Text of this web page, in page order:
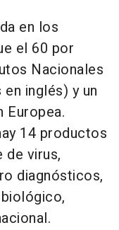
en los
el 60 por
Nacionales
inglés) y un
Europea.
14 productos
de virus,
diagnósticos,